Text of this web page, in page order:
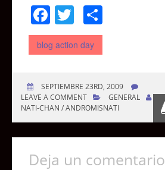
Facebook
Twitter
blog action day
SEPTIEMBRE 23RD, 2009
LEAVE A COMMENT
GENERAL
NATI-CHAN / ANDROMISNATI
Deja un comentario